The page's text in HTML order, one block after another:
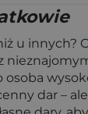
u innych?
dar –